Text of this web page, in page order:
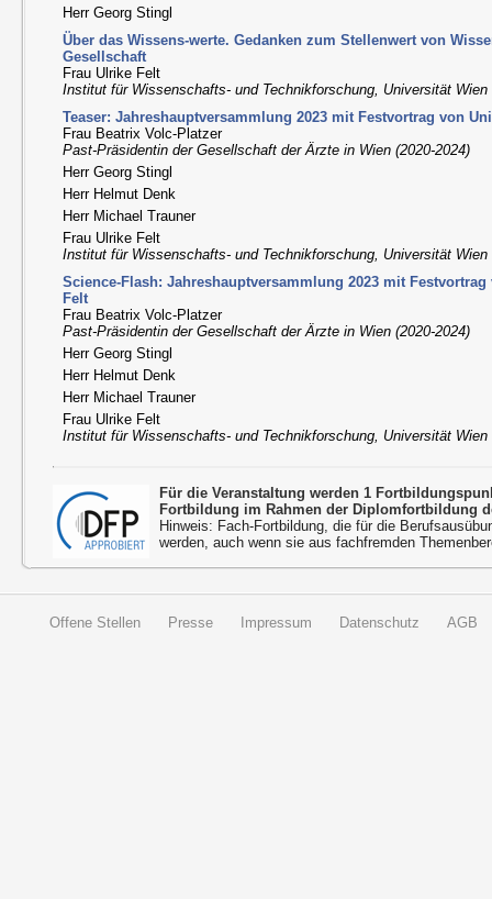
Herr Georg Stingl
Über das Wissens-werte. Gedanken zum Stellenwert von
Gesellschaft
Frau Ulrike Felt
Institut für Wissenschafts- und Technikforschung, Universität Wien
Teaser: Jahreshauptversammlung 2023 mit Festvortrag von
Frau Beatrix Volc-Platzer
Past-Präsidentin der Gesellschaft der Ärzte in Wien (2020-2024)
Herr Georg Stingl
Herr Helmut Denk
Herr Michael Trauner
Frau Ulrike Felt
Institut für Wissenschafts- und Technikforschung, Universität Wien
Science-Flash: Jahreshauptversammlung 2023 mit
Felt
Frau Beatrix Volc-Platzer
Past-Präsidentin der Gesellschaft der Ärzte in Wien (2020-2024)
Herr Georg Stingl
Herr Helmut Denk
Herr Michael Trauner
Frau Ulrike Felt
Institut für Wissenschafts- und Technikforschung, Universität Wien
Für die Veranstaltung werden 1
Fortbildung im Rahmen der Diplomfortbildung
Hinweis: Fach-Fortbildung, die für die
werden, auch wenn sie aus fachfremden
Offene Stellen Presse Impressum Datenschutz AGB